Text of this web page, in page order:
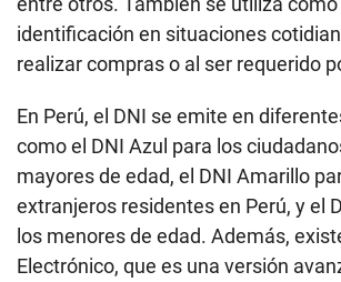
identificación en situaciones
realizar compras o al ser requerido
En Perú, el DNI se emite en
como el DNI Azul para los
mayores de edad, el DNI Amarillo
extranjeros residentes en Perú, y el
los menores de edad. Además,
Electrónico, que es una versión